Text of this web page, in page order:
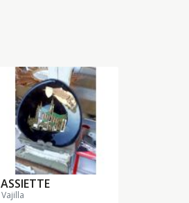
ASSIETTE
vajilla